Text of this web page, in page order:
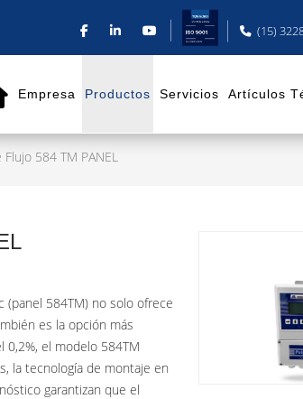
(15)
Empresa Productos Servicios Artículos
584 TM PANEL
584TM) no solo ofrece
es la opción más
el modelo 584TM
la tecnología de montaje en
garantizan que el